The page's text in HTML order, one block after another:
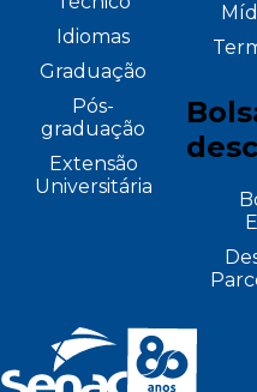
Idiomas
Graduação
Pós-
graduação
Extensão
Universitária